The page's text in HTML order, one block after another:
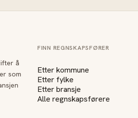
å
som
FINN REGNSKAPSFØRER
Etter kommune
Etter fylke
Etter bransje
Alle regnskapsførere